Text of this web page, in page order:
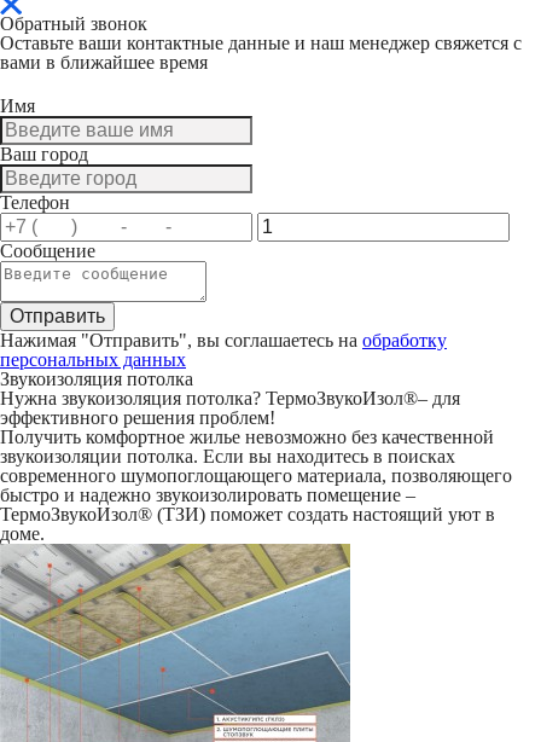
Обратный звонок
Оставьте ваши контактные данные и наш менеджер свяжется с
вами в ближайшее время
Имя
Ваш город
Телефон
Сообщение
Нажимая "Отправить", вы соглашаетесь на обработку
персональных данных
Звукоизоляция потолка
Нужна звукоизоляция потолка? ТермоЗвукоИзол®– для
эффективного решения проблем!
Получить комфортное жилье невозможно без качественной
звукоизоляции потолка. Если вы находитесь в поисках
современного шумопоглощающего материала, позволяющего
быстро и надежно звукоизолировать помещение –
ТермоЗвукоИзол® (ТЗИ) поможет создать настоящий уют в
доме.